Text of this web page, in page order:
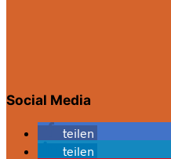
Social Media
teilen
teilen